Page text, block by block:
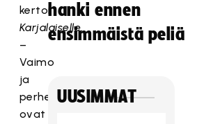
kertoi
Karjalaiselle.
–
Vaimo
ja
perhe
ovat
hanki ennen
ensimmäistä peliä
UUSIMMAT